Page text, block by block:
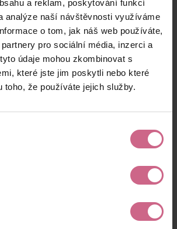
a reklam, poskytování funkcí
analýze naší návštěvnosti využíváme
o tom, jak náš web používáte,
pro sociální média, inzerci a
údaje mohou zkombinovat s
které jste jim poskytli nebo které
toho, že používáte jejich služby.
6. 4. 2025
20:55:07
Kč
6. 4. 2025
20:43:43
150 Kč
Kč
6. 4. 2025
20:41:08
300 Kč
keyboard_arrow_right